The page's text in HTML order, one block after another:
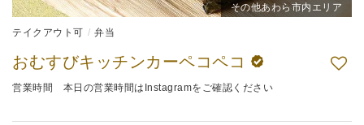
その他あわら市内エリア
テイクアウト可 弁当
おむすびキッチンカーペコペコ
営業時間 本日の営業時間はInstagramをご確認ください